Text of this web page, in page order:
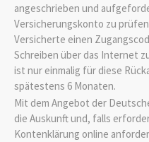
angeschrieben und
Versicherungskonto zu
Versicherte einen
Schreiben über das Internet
ist nur einmalig für diese
spätestens 6 Monaten.
Mit dem Angebot der
die Auskunft und, falls
Kontenklärung online